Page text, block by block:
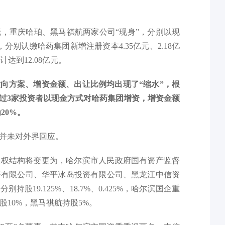
重庆哈珀、黑马祺航两家公司“现身”，分别以现
别认缴哈药集团新增注册资本4.35亿元、2.18亿
达到12.08亿元。
方案、增资金额、出让比例均出现了“缩水”，根
3家投资者以现金方式对哈药集团增资，增资金额
。
未对外界回应。
结构将变更为，哈尔滨市人民政府国有资产监督
限公司、华平冰岛投资有限公司、黑龙江中信资
持股19.125%、18.7%、0.425%，哈尔滨国企重
10%，黑马祺航持股5%。